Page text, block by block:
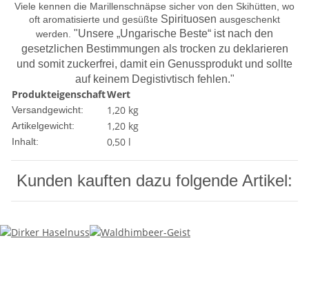
Viele kennen die Marillenschnäpse sicher von den Skihütten, wo
oft aromatisierte und gesüßte Spirituosen ausgeschenkt
werden. "Unsere „Ungarische Beste“ ist nach den
gesetzlichen Bestimmungen als trocken zu deklarieren
und somit zuckerfrei, damit ein Genussprodukt und sollte
auf keinem Degistivtisch fehlen."
ProdukteigenschaftWert
Versandgewicht: 1,20 kg
Artikelgewicht: 1,20 kg
Inhalt: 0,50 l
Kunden kauften dazu folgende Artikel: